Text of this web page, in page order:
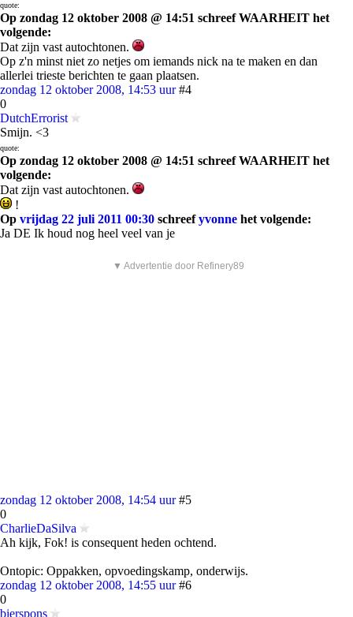
quote:
Op zondag 12 oktober 2008 @ 14:51 schreef WAARHEIT het
volgende:
Dat zijn vast autochtonen.
Op z'n minst niet zo netjes om iemands nick na te maken en dan
allerlei trieste berichten te gaan plaatsen.
zondag 12 oktober 2008, 14:53 uur #4
0
DutchErrorist
Smijn. <3
quote:
Op zondag 12 oktober 2008 @ 14:51 schreef WAARHEIT het
volgende:
Dat zijn vast autochtonen.
!
Op vrijdag 22 juli 2011 00:30 schreefyvonne het volgende:
Ja DE Ik houd nog heel veel van je
▼ Advertentie door Refinery89
zondag 12 oktober 2008, 14:54 uur #5
0
CharlieDaSilva
Ah kijk, Fok! is consequent heden ochtend.
Ontopic: Oppakken, opvoedingskamp, onderwijs.
zondag 12 oktober 2008, 14:55 uur #6
0
bierspons